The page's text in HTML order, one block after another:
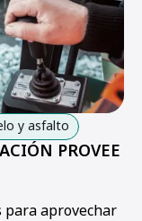
y asfalto
PROVEE
para aprovechar